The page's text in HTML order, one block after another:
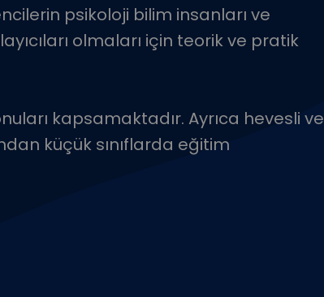
psikoloji bilim insanları ve
olmaları için teorik ve pratik
kapsamaktadır. Ayrıca hevesli ve
küçük sınıflarda eğitim